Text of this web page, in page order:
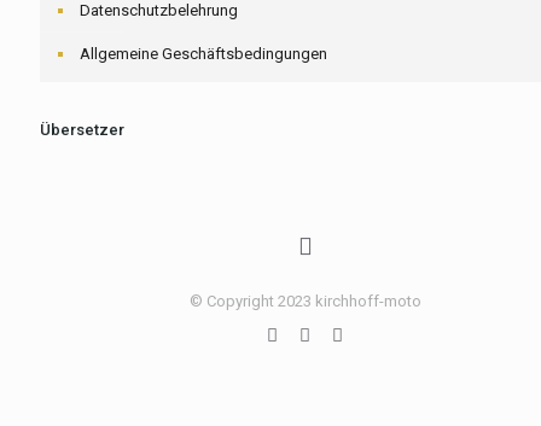
Datenschutzbelehrung
Allgemeine Geschäftsbedingungen
Übersetzer
© Copyright 2023 kirchhoff-moto